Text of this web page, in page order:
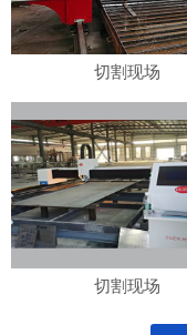
切割现场
切割现场